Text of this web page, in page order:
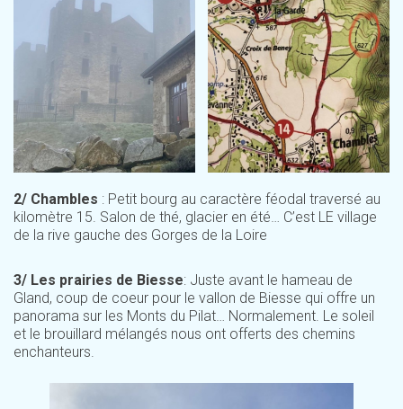
2/ Chambles : Petit bourg au caractère féodal traversé au
kilomètre 15. Salon de thé, glacier en été… C’est LE village
de la rive gauche des Gorges de la Loire
3/ Les prairies de Biesse: Juste avant le hameau de
Gland, coup de coeur pour le vallon de Biesse qui offre un
panorama sur les Monts du Pilat… Normalement. Le soleil
et le brouillard mélangés nous ont offerts des chemins
enchanteurs.